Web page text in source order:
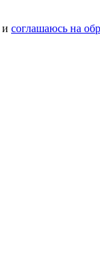
и соглашаюсь на